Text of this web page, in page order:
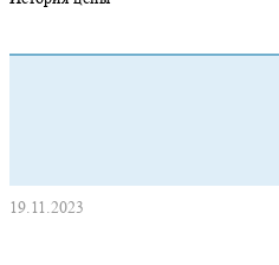
19.11.2023